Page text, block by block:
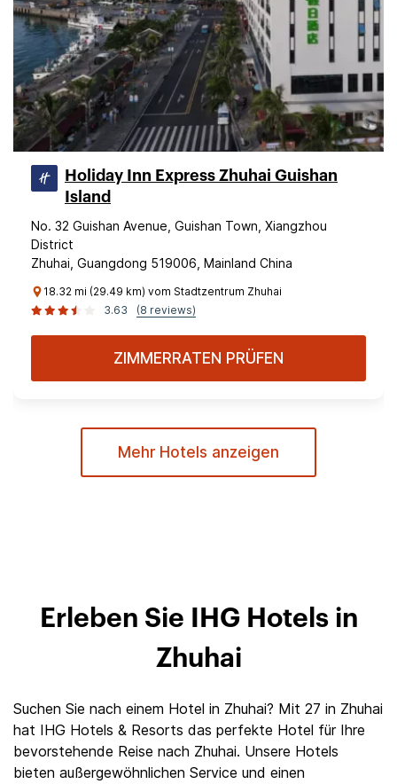
Holiday Inn Express Zhuhai Guishan
Island
No. 32 Guishan Avenue, Guishan Town, Xiangzhou
District
Zhuhai, Guangdong 519006, Mainland China
18.32 mi (29.49 km) vom Stadtzentrum Zhuhai
3.63
(8 reviews)
ZIMMERRATEN PRÜFEN
Mehr Hotels anzeigen
Erleben Sie IHG Hotels in
Zhuhai
Suchen Sie nach einem Hotel in Zhuhai? Mit 27 in Zhuhai
hat IHG Hotels & Resorts das perfekte Hotel für Ihre
bevorstehende Reise nach Zhuhai. Unsere Hotels
bieten außergewöhnlichen Service und einen